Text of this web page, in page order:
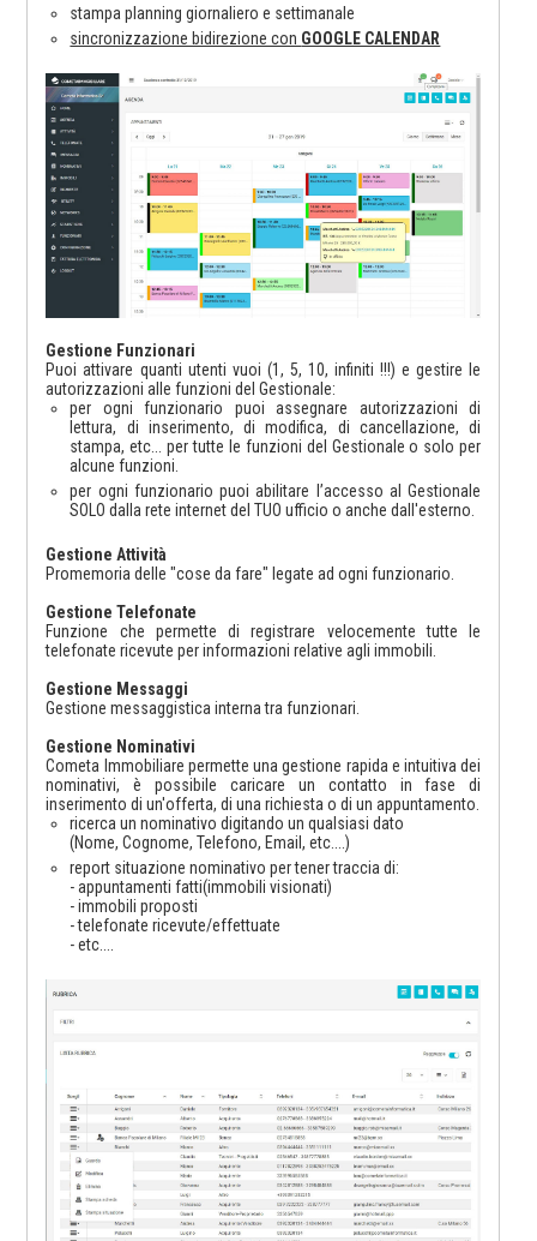
stampa planning giornaliero e settimanale
sincronizzazione bidirezione con GOOGLE CALENDAR
Gestione Funzionari
Puoi attivare quanti utenti vuoi (1, 5, 10, infiniti !!!) e gestire le
autorizzazioni alle funzioni del Gestionale:
per ogni funzionario puoi assegnare autorizzazioni di
lettura, di inserimento, di modifica, di cancellazione, di
stampa, etc... per tutte le funzioni del Gestionale o solo per
alcune funzioni.
per ogni funzionario puoi abilitare l’accesso al Gestionale
SOLO dalla rete internet del TUO ufficio o anche dall'esterno.
Gestione Attività
Promemoria delle "cose da fare" legate ad ogni funzionario.
Gestione Telefonate
Funzione che permette di registrare velocemente tutte le
telefonate ricevute per informazioni relative agli immobili.
Gestione Messaggi
Gestione messaggistica interna tra funzionari.
Gestione Nominativi
Cometa Immobiliare permette una gestione rapida e intuitiva dei
nominativi, è possibile caricare un contatto in fase di
inserimento di un'offerta, di una richiesta o di un appuntamento.
ricerca un nominativo digitando un qualsiasi dato
(Nome, Cognome, Telefono, Email, etc....)
report situazione nominativo per tener traccia di:
- appuntamenti fatti(immobili visionati)
- immobili proposti
- telefonate ricevute/effettuate
- etc....